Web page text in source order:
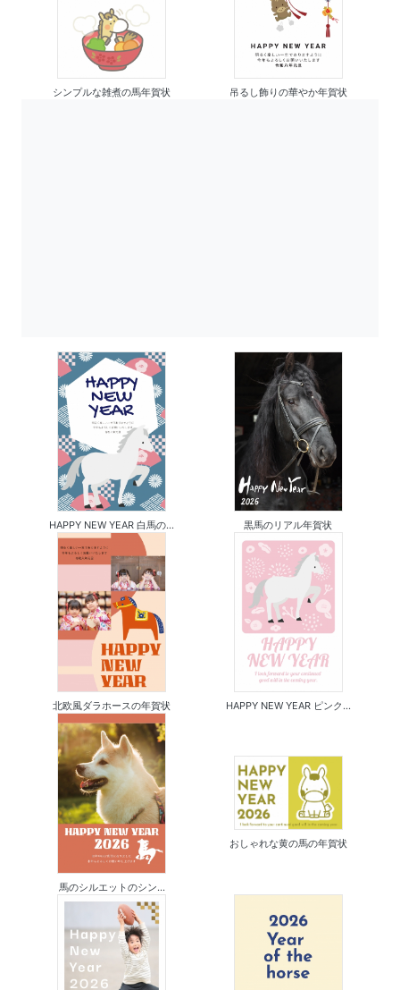
シンプルな雑煮の馬年賀状 吊るし飾りの華やか年賀状
HAPPY NEW YEAR 白馬の... 黒馬のリアル年賀状
北欧風ダラホースの年賀状 HAPPY NEW YEAR ピンク...
馬のシルエットのシン...
おしゃれな黄の馬の年賀状